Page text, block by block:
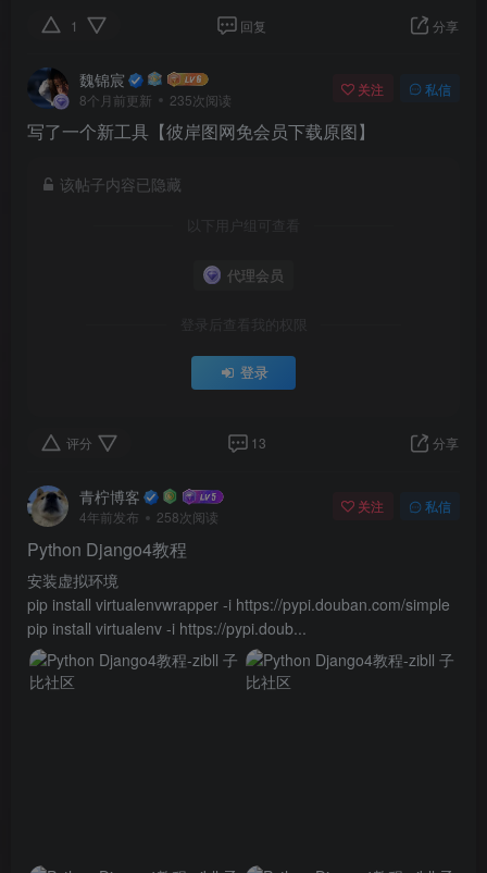
1 回复 分享
魏锦宸
8个月前更新 235次阅读
关注 私信
写了一个新工具【彼岸图网免会员下载原图】
该帖子内容已隐藏
以下用户组可查看
代理会员
登录后查看我的权限
登录
评分 13 分享
青柠博客
4年前发布 258次阅读
关注 私信
Python Django4教程
安装虚拟环境
pip install virtualenvwrapper -i https://pypi.douban.com/simple
pip install virtualenv -i https://pypi.doub...